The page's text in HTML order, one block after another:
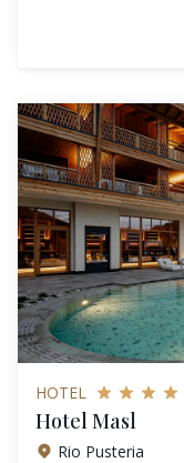
HOTEL
Hotel Masl
Rio Pusteria